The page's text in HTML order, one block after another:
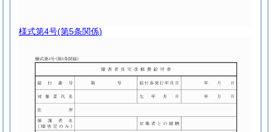
様式第4号(第5条関係)